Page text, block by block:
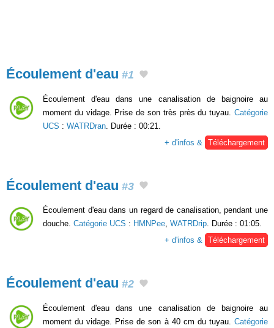
Écoulement d'eau #1
Écoulement d'eau dans une canalisation de baignoire au
moment du vidage. Prise de son très près du tuyau. Catégorie
UCS : WATRDran . Durée : 00:21.
+ d'infos &
Téléchargement
Écoulement d'eau #3
Écoulement d'eau dans un regard de canalisation, pendant une
douche. Catégorie UCS : HMNPee, WATRDrip. Durée : 01:05.
+ d'infos & Téléchargement
Écoulement d'eau #2
Écoulement d'eau dans une canalisation de baignoire au
moment du vidage. Prise de son à 40 cm du tuyau. Catégorie